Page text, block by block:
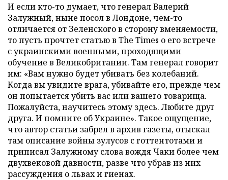
И если кто-то думает, что генерал Валерий
Залужный, ныне посол в Лондоне, чем-то
отличается от Зеленского в сторону вменяемости,
то пусть прочтет статью в The Times о его встрече
с украинскими военными, проходящими
обучение в Великобритании. Там генерал говорит
им: «Вам нужно будет убивать без колебаний.
Когда вы увидите врага, убивайте его, прежде чем
он попытается убить вас или вашего товарища.
Пожалуйста, научитесь этому здесь. Любите друг
друга. И помните об Украине». Такое ощущение,
что автор статьи забрел в архив газеты, отыскал
там описание войны зулусов с готтентотами и
приписал Залужному слова вождя Чаки более чем
двухвековой давности, разве что убрав из них
рассуждения о львах и гиенах.